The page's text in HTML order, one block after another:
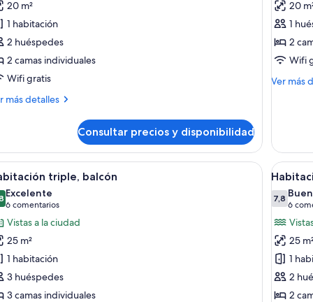
20 m²
1 habitación
2 huéspedes
2 camas individuales
Wifi gratis
más detalles
Consultar precios y disponibilidad
doble
de
uso
20
1
2
Wifi
Ver más
Más
de
uso
individual
cortinas opacas y wifi gratisCaja fuerte, escritorio, cortinas opacas y wifi
6 triple, balcón
de 10
Excelente
6 comentarios
(6 comentarios)
Vistas a la ciudad
25 m²
1 habitación
3 huéspedes
3 camas individuales
Abrir
todas
las
fotos
de
doble
6
7,87,8 de
6
(6
25
1
2
2